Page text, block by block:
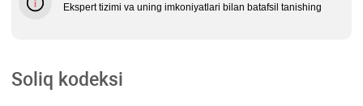
Ekspert tizimi va uning imkoniyatlari bilan batafsil tanishing
Soliq kodeksi